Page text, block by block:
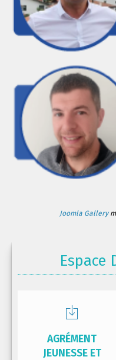
Joomla Gallery
Espace
AGRÉMENT
JEUNESSE ET